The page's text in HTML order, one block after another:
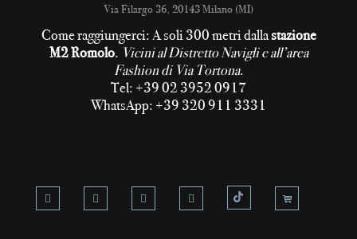
Via Filargo 36, 20143 Milano (MI)
Come raggiungerci: A soli 300 metri dallastazione
M2 Romolo. Vicini al Distretto Navigli e all’area
Fashion di Via Tortona.
Tel: +39 02 3952 0917
WhatsApp: +39 320 911 3331